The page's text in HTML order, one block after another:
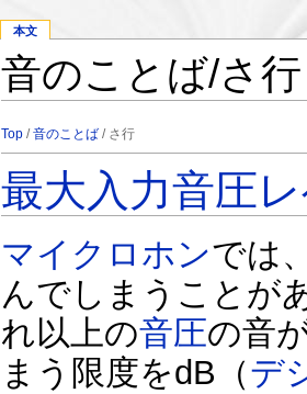
本文
音のことば/さ行
Top/音のことば/ さ行
最大入力音圧
マイクロホンでは
んでしまうことが
れ以上の音圧の音
まう限度をdB（デ